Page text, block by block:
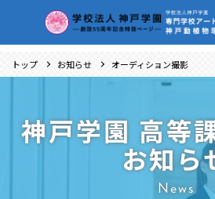
トップ お知らせ オーディション撮影
神戸学園 高等
お知ら
News